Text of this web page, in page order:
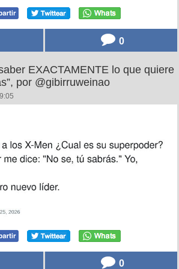
0
EXACTAMENTE lo que quiere
por @gibirruweinao
0